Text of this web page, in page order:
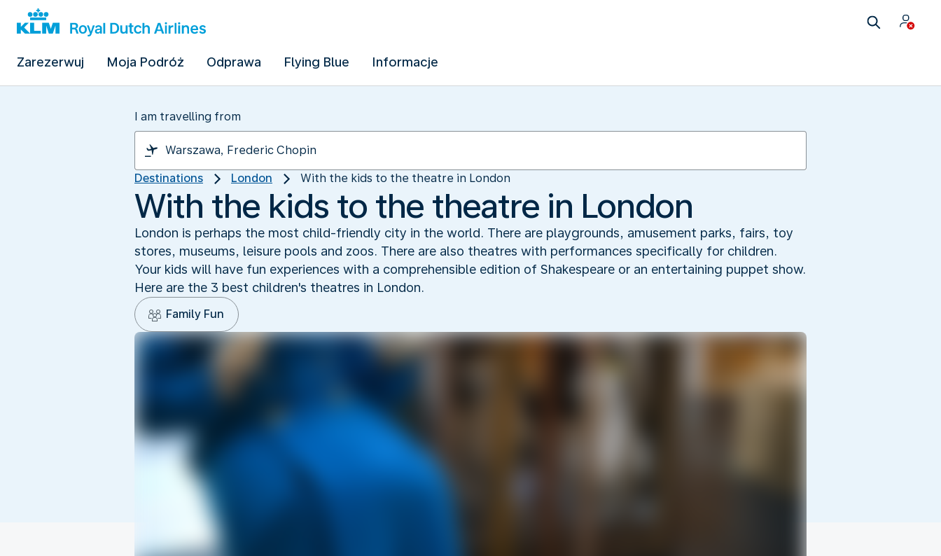
Zarezerwuj Moja Podróż Odprawa Flying Blue Informacje
I am travelling from
Destinations London With the kids to the theatre in London
With the kids to the theatre in London
London is perhaps the most child-friendly city in the world. There are playgrounds, amusement parks, fairs, toy
stores, museums, leisure pools and zoos. There are also theatres with performances specifically for children.
Your kids will have fun experiences with a comprehensible edition of Shakespeare or an entertaining puppet show.
Here are the 3 best children's theatres in London.
Family Fun